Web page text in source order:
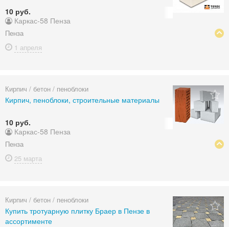
10 руб.
Каркас-58 Пенза
Пенза
1 апреля
Кирпич / бетон / пеноблоки
Кирпич, пеноблоки, строительные материалы
10 руб.
Каркас-58 Пенза
Пенза
25 марта
Кирпич / бетон / пеноблоки
Купить тротуарную плитку Браер в Пензе в
ассортименте